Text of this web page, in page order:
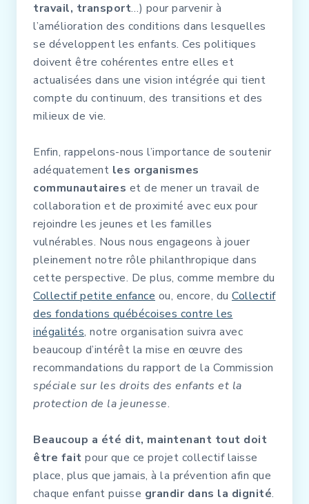
travail, transport…) pour parvenir à
l’amélioration des conditions dans lesquelles
se développent les enfants. Ces politiques
doivent être cohérentes entre elles et
actualisées dans une vision intégrée qui tient
compte du continuum, des transitions et des
milieux de vie.
Enfin, rappelons-nous l’importance de soutenir
adéquatement les organismes
communautaires et de mener un travail de
collaboration et de proximité avec eux pour
rejoindre les jeunes et les familles
vulnérables. Nous nous engageons à jouer
pleinement notre rôle philanthropique dans
cette perspective. De plus, comme membre du
Collectif petite enfance ou, encore, du Collectif
des fondations québécoises contre les
inégalités, notre organisation suivra avec
beaucoup d’intérêt la mise en œuvre des
recommandations du rapport de la Commission
spéciale sur les droits des enfants et la
protection de la jeunesse.
Beaucoup a été dit, maintenant tout doit
être fait pour que ce projet collectif laisse
place, plus que jamais, à la prévention afin que
chaque enfant puisse grandir dans la dignité.